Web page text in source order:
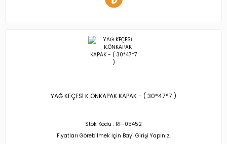
YAĞ KEÇESİ K.ÖNKAPAK KAPAK - ( 30*47*7 )
Stok Kodu : RF-05452
Fiyatları Görebilmek İçin Bayi Girişi Yapınız.